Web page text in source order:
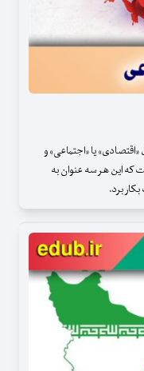
یا «اجتماعی» و
که این هر سه عنوان به
برد.